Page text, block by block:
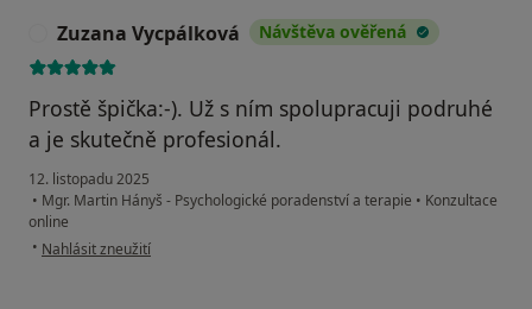
Zuzana Vycpálková Návštěva ověřená
Prostě špička:-). Už s ním spolupracuji podruhé
a je skutečně profesionál.
12. listopadu 2025
• Mgr. Martin Hányš - Psychologické poradenství a terapie • Konzultace
online
• podle názoru uživatele Zuzana Vycpálková
Nahlásit zneužití